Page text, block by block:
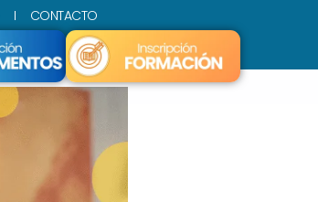
CONTACTO